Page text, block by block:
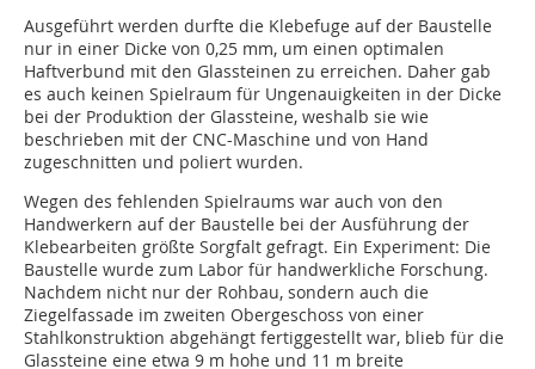
Ausgeführt werden durfte die Klebefuge auf der Baustelle
nur in einer Dicke von 0,25 mm, um einen optimalen
Haftverbund mit den Glassteinen zu erreichen. Daher gab
es auch keinen Spielraum für Ungenauigkeiten in der Dicke
bei der Produktion der Glassteine, weshalb sie wie
beschrieben mit der CNC-Maschine und von Hand
zugeschnitten und poliert wurden.
Wegen des fehlenden Spielraums war auch von den
Handwerkern auf der Baustelle bei der Ausführung der
Klebearbeiten größte Sorgfalt gefragt. Ein Experiment: Die
Baustelle wurde zum Labor für handwerkliche Forschung.
Nachdem nicht nur der Rohbau, sondern auch die
Ziegelfassade im zweiten Obergeschoss von einer
Stahlkonstruktion abgehängt fertiggestellt war, blieb für die
Glassteine eine etwa 9 m hohe und 11 m breite